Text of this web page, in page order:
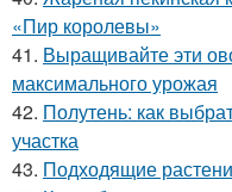
«Пир королевы»
41. Выращивайте эти
максимального урожая
42. Полутень: как
участка
43. Подходящие